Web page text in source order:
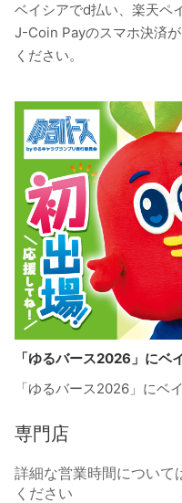
ベイシアでd払い、楽天ペ
J-Coin Payのスマホ決済
ください。
「ゆるバース2026」にベ
「ゆるバース2026」にベ
専門店
詳細な営業時間について
ください